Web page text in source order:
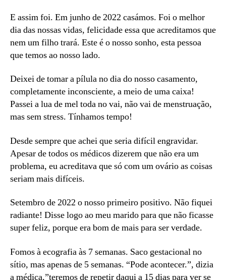
E assim foi. Em junho de 2022 casámos. Foi o melhor
dia das nossas vidas, felicidade essa que acreditamos que
nem um filho trará. Este é o nosso sonho, esta pessoa
que temos ao nosso lado.
Deixei de tomar a pílula no dia do nosso casamento,
completamente inconsciente, a meio de uma caixa!
Passei a lua de mel toda no vai, não vai de menstruação,
mas sem stress. Tínhamos tempo!
Desde sempre que achei que seria difícil engravidar.
Apesar de todos os médicos dizerem que não era um
problema, eu acreditava que só com um ovário as coisas
seriam mais difíceis.
Setembro de 2022 o nosso primeiro positivo. Não fiquei
radiante! Disse logo ao meu marido para que não ficasse
super feliz, porque era bom de mais para ser verdade.
Fomos à ecografia às 7 semanas. Saco gestacional no
sítio, mas apenas de 5 semanas. “Pode acontecer.”, dizia
a médica,”teremos de repetir daqui a 15 dias para ver se